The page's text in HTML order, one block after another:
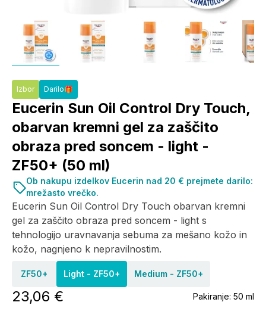
Izbor Darilo🎁
Eucerin Sun Oil Control Dry Touch,
obarvan kremni gel za zaščito
obraza pred soncem - light -
ZF50+ (50 ml)
Eucerin Sun Oil Control Dry Touch obarvan kremni
gel za zaščito obraza pred soncem - light s
tehnologijo uravnavanja sebuma za mešano kožo in
kožo, nagnjeno k nepravilnostim.
ZF50+ Light - ZF50+ Medium - ZF50+
23,06 € Pakiranje: 50 ml
Ob nakupu izdelkov Eucerin nad 20 € prejmete darilo:
mrežasto vrečko.